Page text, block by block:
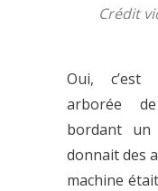
Crédit
Oui, c’est
arborée
bordant un
donnait des
machine